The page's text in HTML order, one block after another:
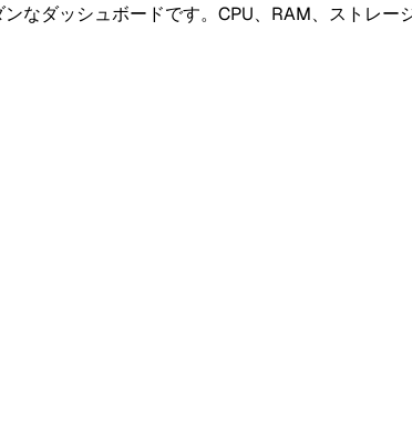
ダッシュボードです。CPU、RAM、ストレー